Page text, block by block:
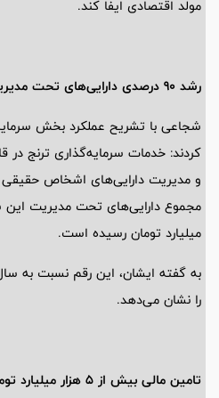
مولد اقتصادی ایفا کند.
رشد 90 درصدی دارایی‌های تحت مدیریت
شجاعی با تشریح عملکرد بخش
کردند: خدمات سرمایه‌گذاری ترنج
و مدیریت دارایی‌های اشخاص
میلیارد تومان رسیده است.
را نشان می‌دهد.
تامین مالی بیش از 5 هزار میلیارد تومانی بخش خصوصی